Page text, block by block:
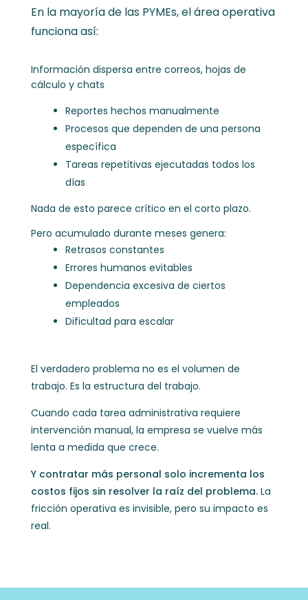
En la mayoría de las PYMEs, el área operativa
funciona así:
Información dispersa entre correos, hojas de
cálculo y chats
Reportes hechos manualmente
Procesos que dependen de una persona
específica
Tareas repetitivas ejecutadas todos los
días
Nada de esto parece crítico en el corto plazo.
Pero acumulado durante meses genera:
Retrasos constantes
Errores humanos evitables
Dependencia excesiva de ciertos
empleados
Dificultad para escalar
El verdadero problema no es el volumen de
trabajo. Es la estructura del trabajo.
Cuando cada tarea administrativa requiere
intervención manual, la empresa se vuelve más
lenta a medida que crece.
Y contratar más personal solo incrementa los
costos fijos sin resolver la raíz del problema. La
fricción operativa es invisible, pero su impacto es
real.